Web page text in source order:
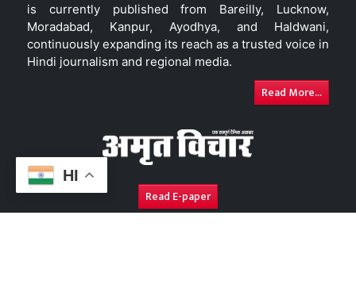
HI
is currently published from Bareilly, Lucknow,
Moradabad, Kanpur, Ayodhya, and Haldwani,
continuously expanding its reach as a trusted voice in
Hindi journalism and regional media.
Read More...
Read E-paper